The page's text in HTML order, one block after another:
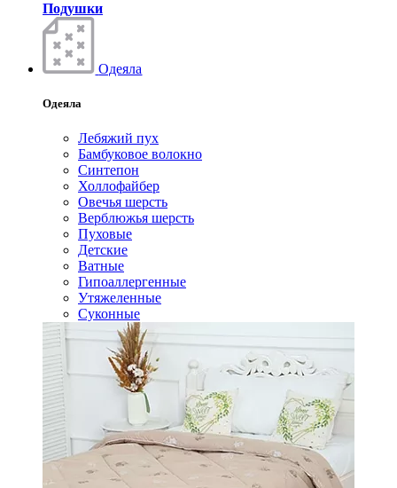
Подушки
Одеяла
Одеяла
Лебяжий пух
Бамбуковое волокно
Синтепон
Холлофайбер
Овечья шерсть
Верблюжья шерсть
Пуховые
Детские
Ватные
Гипоаллергенные
Утяжеленные
Суконные